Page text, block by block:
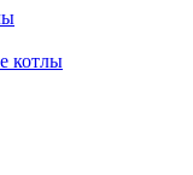
котлы